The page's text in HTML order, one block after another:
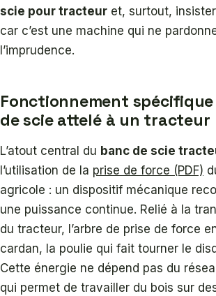
scie pour tracteur et, surtout,
car c’est une machine qui ne
l’imprudence.
Fonctionnement spécifique
de scie attelé à un tracteur
L’atout central du banc de scie
l’utilisation de la prise de force (PDF)
agricole : un dispositif mécanique
une puissance continue. Relié à la
du tracteur, l’arbre de prise de force
cardan, la poulie qui fait tourner le
Cette énergie ne dépend pas du
qui permet de travailler du bois sur